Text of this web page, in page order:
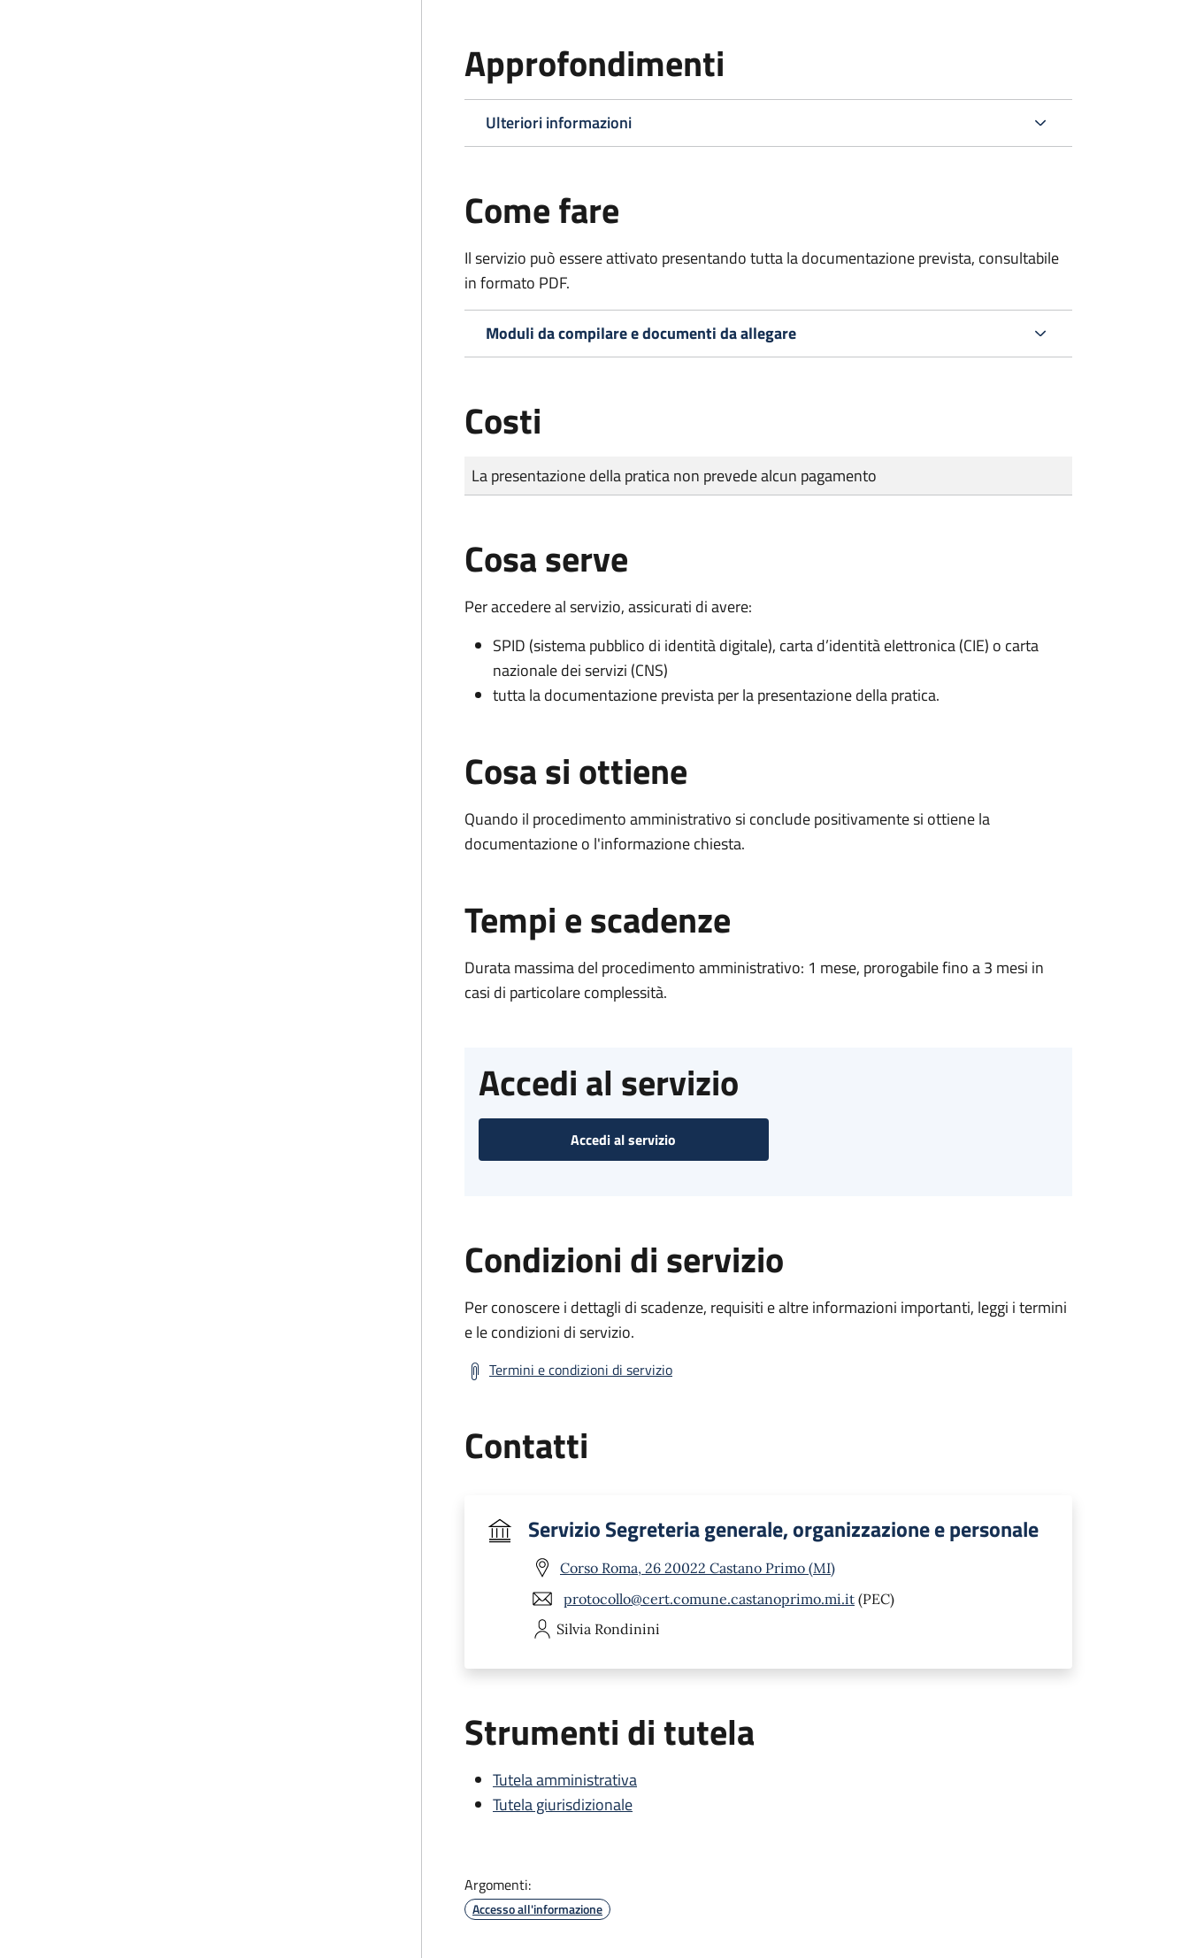
Approfondimenti
Ulteriori informazioni
Come fare
Il servizio può essere attivato presentando tutta la documentazione prevista, consultabile
in formato PDF.
Moduli da compilare e documenti da allegare
Costi
Tipo di pagamento
Importo
La presentazione della pratica non prevede alcun pagamento
Cosa serve
Per accedere al servizio, assicurati di avere:
SPID (sistema pubblico di identità digitale), carta d’identità elettronica (CIE) o carta
nazionale dei servizi (CNS)
tutta la documentazione prevista per la presentazione della pratica.
Cosa si ottiene
Quando il procedimento amministrativo si conclude positivamente si ottiene la
documentazione o l'informazione chiesta.
Tempi e scadenze
Durata massima del procedimento amministrativo: 1 mese, prorogabile fino a 3 mesi in
casi di particolare complessità.
Accedi al servizio
Accedi al servizio
Condizioni di servizio
Per conoscere i dettagli di scadenze, requisiti e altre informazioni importanti, leggi i termini
e le condizioni di servizio.
Termini e condizioni di servizio
Contatti
Servizio Segreteria generale, organizzazione e personale
Corso Roma, 26 20022 Castano Primo (MI)
protocollo@cert.comune.castanoprimo.mi.it (PEC)
Silvia Rondinini
Strumenti di tutela
Tutela amministrativa
Tutela giurisdizionale
Argomenti:
Accesso all'informazione